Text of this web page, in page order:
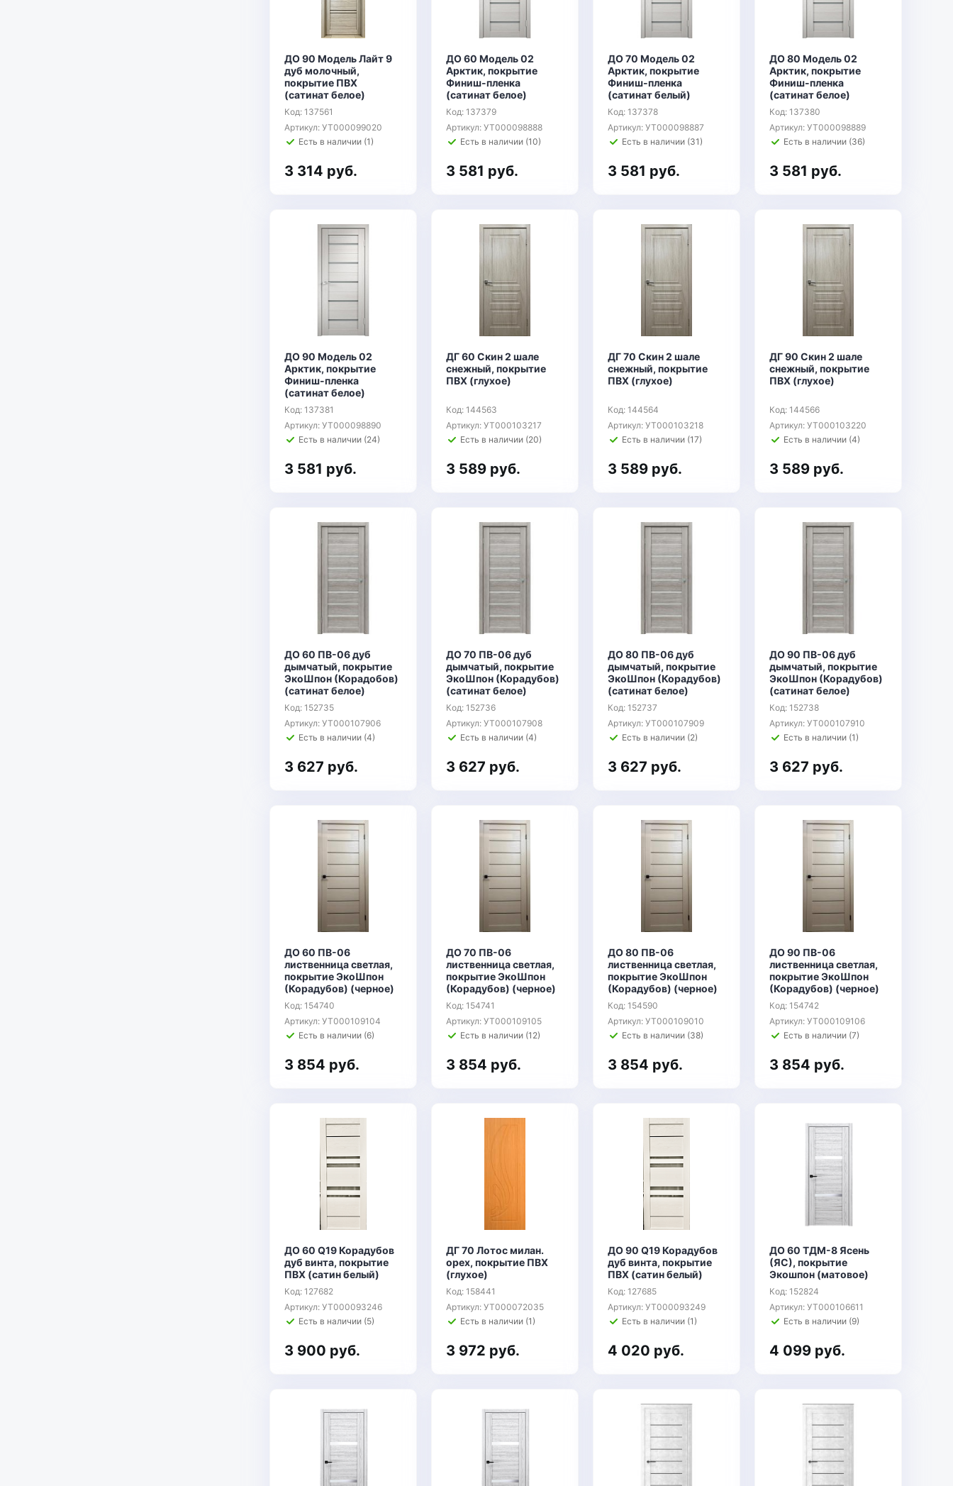
ДО 90 Модель Лайт 9
дуб молочный,
покрытие ПВХ
(сатинат белое)
Код: 137561
Артикул: УТ000099020
Есть в наличии (1)
3 314 руб.
ДО 60 Модель 02
Арктик, покрытие
Финиш-пленка
(сатинат белое)
Код: 137379
Артикул: УТ000098888
Есть в наличии (10)
3 581 руб.
ДО 70 Модель 02
Арктик, покрытие
Финиш-пленка
(сатинат белый)
Код: 137378
Артикул: УТ000098887
Есть в наличии (31)
3 581 руб.
ДО 80 Модель 02
Арктик, покрытие
Финиш-пленка
(сатинат белое)
Код: 137380
Артикул: УТ000098889
Есть в наличии (36)
3 581 руб.
ДО 90 Модель 02
Арктик, покрытие
Финиш-пленка
(сатинат белое)
Код: 137381
Артикул: УТ000098890
Есть в наличии (24)
3 581 руб.
ДГ 60 Скин 2 шале
снежный, покрытие
ПВХ (глухое)
Код: 144563
Артикул: УТ000103217
Есть в наличии (20)
3 589 руб.
ДГ 70 Скин 2 шале
снежный, покрытие
ПВХ (глухое)
Код: 144564
Артикул: УТ000103218
Есть в наличии (17)
3 589 руб.
ДГ 90 Скин 2 шале
снежный, покрытие
ПВХ (глухое)
Код: 144566
Артикул: УТ000103220
Есть в наличии (4)
3 589 руб.
ДО 60 ПВ-06 дуб
дымчатый, покрытие
ЭкоШпон (Корадобов)
(сатинат белое)
Код: 152735
Артикул: УТ000107906
Есть в наличии (4)
3 627 руб.
ДО 70 ПВ-06 дуб
дымчатый, покрытие
ЭкоШпон (Корадубов)
(сатинат белое)
Код: 152736
Артикул: УТ000107908
Есть в наличии (4)
3 627 руб.
ДО 80 ПВ-06 дуб
дымчатый, покрытие
ЭкоШпон (Корадубов)
(сатинат белое)
Код: 152737
Артикул: УТ000107909
Есть в наличии (2)
3 627 руб.
ДО 90 ПВ-06 дуб
дымчатый, покрытие
ЭкоШпон (Корадубов)
(сатинат белое)
Код: 152738
Артикул: УТ000107910
Есть в наличии (1)
3 627 руб.
ДО 60 ПВ-06
лиственница светлая,
покрытие ЭкоШпон
(Корадубов) (черное)
Код: 154740
Артикул: УТ000109104
Есть в наличии (6)
3 854 руб.
ДО 70 ПВ-06
лиственница светлая,
покрытие ЭкоШпон
(Корадубов) (черное)
Код: 154741
Артикул: УТ000109105
Есть в наличии (12)
3 854 руб.
ДО 80 ПВ-06
лиственница светлая,
покрытие ЭкоШпон
(Корадубов) (черное)
Код: 154590
Артикул: УТ000109010
Есть в наличии (38)
3 854 руб.
ДО 90 ПВ-06
лиственница светлая,
покрытие ЭкоШпон
(Корадубов) (черное)
Код: 154742
Артикул: УТ000109106
Есть в наличии (7)
3 854 руб.
ДО 60 Q19 Корадубов
дуб винта, покрытие
ПВХ (сатин белый)
Код: 127682
Артикул: УТ000093246
Есть в наличии (5)
3 900 руб.
ДГ 70 Лотос милан.
орех, покрытие ПВХ
(глухое)
Код: 158441
Артикул: УТ000072035
Есть в наличии (1)
3 972 руб.
ДО 90 Q19 Корадубов
дуб винта, покрытие
ПВХ (сатин белый)
Код: 127685
Артикул: УТ000093249
Есть в наличии (1)
4 020 руб.
ДО 60 ТДМ-8 Ясень
(ЯС), покрытие
Экошпон (матовое)
Код: 152824
Артикул: УТ000106611
Есть в наличии (9)
4 099 руб.